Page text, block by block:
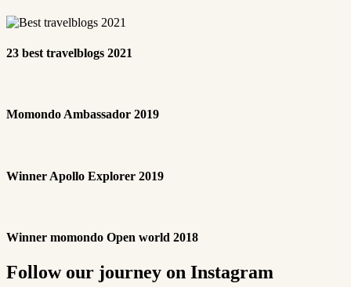
23 best travelblogs 2021
Momondo Ambassador 2019
Winner Apollo Explorer 2019
Winner momondo Open world 2018
Follow our journey on Instagram